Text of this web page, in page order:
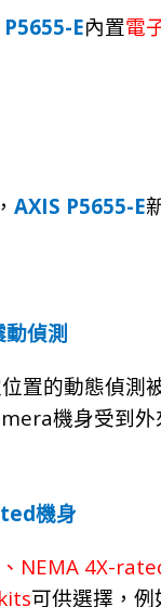
E內置電
AXIS P5655-E
動偵測
置的動態偵測
機身受到外
機身
NEMA 4X-
可供選擇，例